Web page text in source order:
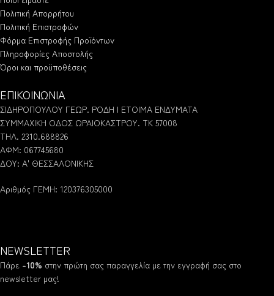
Πολιτική Απορρήτου
Πολιτική Επιστροφών
Φόρμα Επιστροφής Προϊόντων
Πληροφορίες Αποστολής
Όροι και προϋποθέσεις
ΕΠΙΚΟΙΝΩΝΙΑ
ΣΙΔΗΡΟΠΟΥΛΟΥ ΓΕΩΡ. ΡΟΔΗ | ΕΤΟΙΜΑ ΕΝΔΥΜΑΤΑ
ΣΥΜΜΑΧΙΚΗ ΟΔΟΣ ΩΡΑΙΟΚΑΣΤΡΟΥ. ΤΚ 57008
ΤΗΛ. 2310.688826
ΑΦΜ: 067745680
ΔΟΥ: Α' ΘΕΣΣΑΛΟΝΙΚΗΣ
Αριθμός ΓΕΜΗ: 120376305000
NEWSLETTER
Πάρε -10% στην πρώτη σας παραγγελία με την εγγραφή σας στο
newsletter μας!